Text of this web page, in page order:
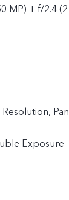
MP) + f/2.4
Exposure